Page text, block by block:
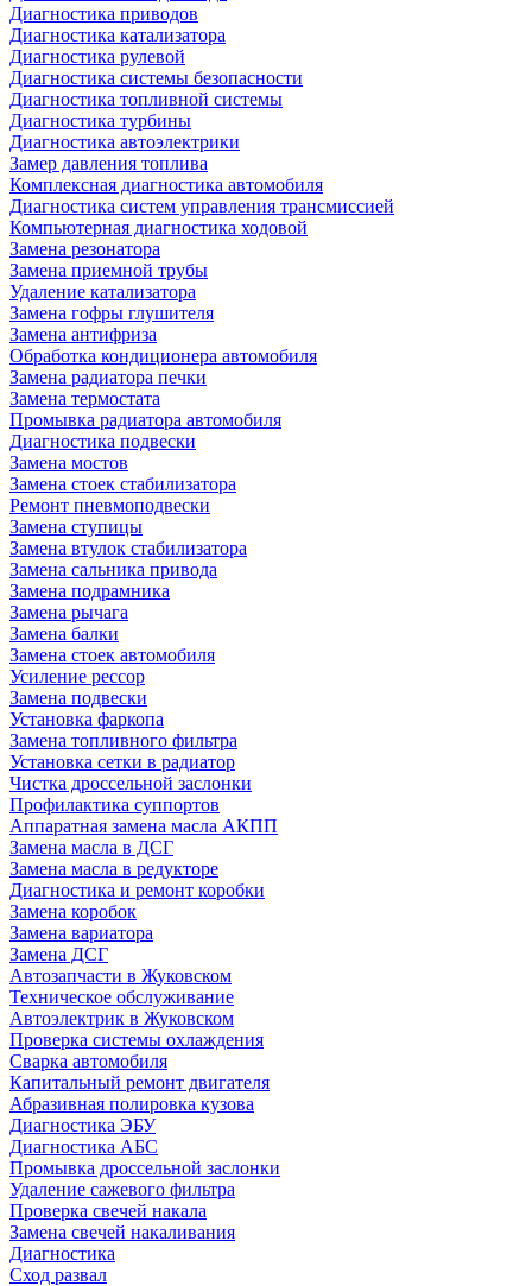
Диагностика приводов
Диагностика катализатора
Диагностика рулевой
Диагностика системы безопасности
Диагностика топливной системы
Диагностика турбины
Диагностика автоэлектрики
Замер давления топлива
Комплексная диагностика автомобиля
Диагностика систем управления трансмиссией
Компьютерная диагностика ходовой
Замена резонатора
Замена приемной трубы
Удаление катализатора
Замена гофры глушителя
Замена антифриза
Обработка кондиционера автомобиля
Замена радиатора печки
Замена термостата
Промывка радиатора автомобиля
Диагностика подвески
Замена мостов
Замена стоек стабилизатора
Ремонт пневмоподвески
Замена ступицы
Замена втулок стабилизатора
Замена сальника привода
Замена подрамника
Замена рычага
Замена балки
Замена стоек автомобиля
Усиление рессор
Замена подвески
Установка фаркопа
Замена топливного фильтра
Установка сетки в радиатор
Чистка дроссельной заслонки
Профилактика суппортов
Аппаратная замена масла АКПП
Замена масла в ДСГ
Замена масла в редукторе
Диагностика и ремонт коробки
Замена коробок
Замена вариатора
Замена ДСГ
Автозапчасти в Жуковском
Техническое обслуживание
Автоэлектрик в Жуковском
Проверка системы охлаждения
Сварка автомобиля
Капитальный ремонт двигателя
Абразивная полировка кузова
Диагностика ЭБУ
Диагностика АБС
Промывка дроссельной заслонки
Удаление сажевого фильтра
Проверка свечей накала
Замена свечей накаливания
Диагностика
Сход развал